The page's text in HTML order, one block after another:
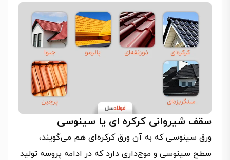
سقف شیروانی کرکره ای یا سینوسی
ورق سینوسی که به آن ورق کرکره‌ای هم می‌گویند،
سطح سینوسی و موج‌داری دارد که در ادامه پروسه تولید